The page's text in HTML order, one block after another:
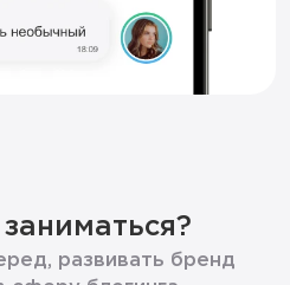
развивать бренд